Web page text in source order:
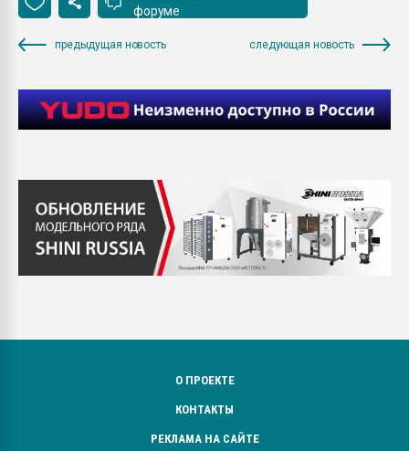
форуме
предыдущая новость следующая новость
О ПРОЕКТЕ
КОНТАКТЫ
РЕКЛАМА НА САЙТЕ